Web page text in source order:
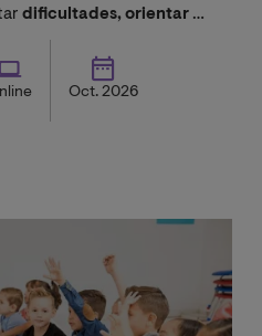
dificultades, orientar y
eficaces.
Oct. 2026